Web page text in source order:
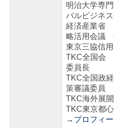
採用情報
採用メッセージ
職員インタビュー
キャリアプラン
数字で見る 報徳事務所
明治大学専
バルビジネ
経済産業省
略活用会議
東京三協信
TKC全国会
委員長
TKC全国政
策審議委員
TKC海外展
TKC東京都
→ プロフィ